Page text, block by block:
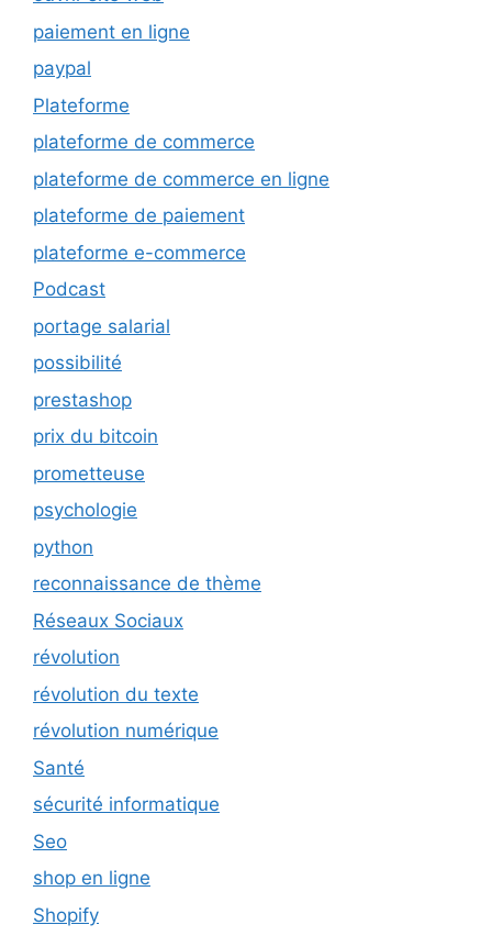
paiement en ligne
paypal
Plateforme
plateforme de commerce
plateforme de commerce en ligne
plateforme de paiement
plateforme e-commerce
Podcast
portage salarial
possibilité
prestashop
prix du bitcoin
prometteuse
psychologie
python
reconnaissance de thème
Réseaux Sociaux
révolution
révolution du texte
révolution numérique
Santé
sécurité informatique
Seo
shop en ligne
Shopify